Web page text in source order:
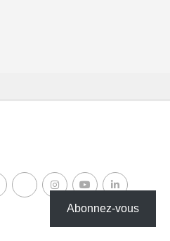
Abonnez-vous